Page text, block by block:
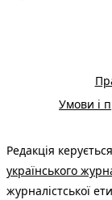
Умови і
Редакція
українського
журналістської